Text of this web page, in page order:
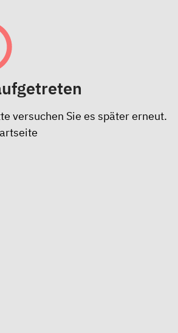
versuchen Sie es später erneut.